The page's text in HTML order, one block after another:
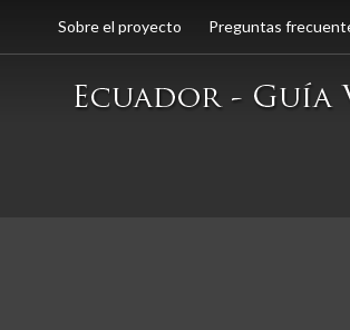
Sobre el proyecto Preguntas